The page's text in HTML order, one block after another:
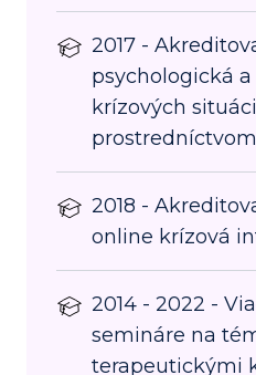
2017 -
psychologická
krízových
2018 -
online krízová
2014 - 2022 -
semináre na
terapeutickými